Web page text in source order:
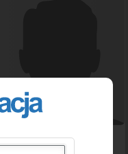
Fucker, Mężczyzna, 24
lat